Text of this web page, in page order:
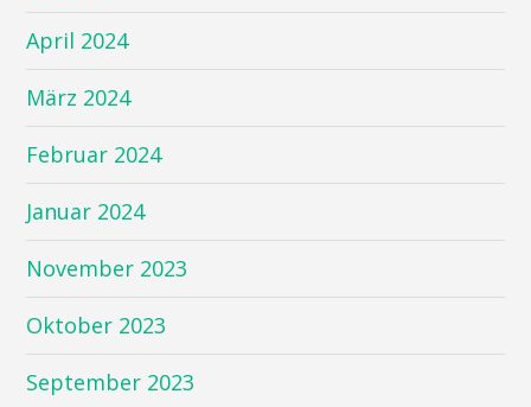
April 2024
März 2024
Februar 2024
Januar 2024
November 2023
Oktober 2023
September 2023